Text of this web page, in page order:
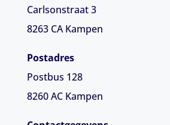
Carlsonstraat 3
8263 CA Kampen
Postadres
Postbus 128
8260 AC Kampen